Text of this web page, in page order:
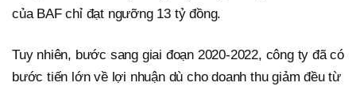
của BAF chỉ đạt ngưỡng 13 tỷ đồng.
Tuy nhiên, bước sang giai đoạn 2020-2022, công ty đã có
bước tiến lớn về lợi nhuận dù cho doanh thu giảm đều từ